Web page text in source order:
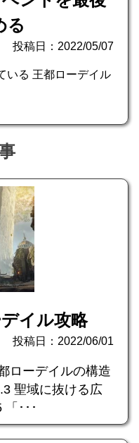
る
投稿日：2022/05/07
いる 王都ローデイル
イル攻略
投稿日：2022/06/01
ローデイルの構造
聖域に抜ける広
･･･